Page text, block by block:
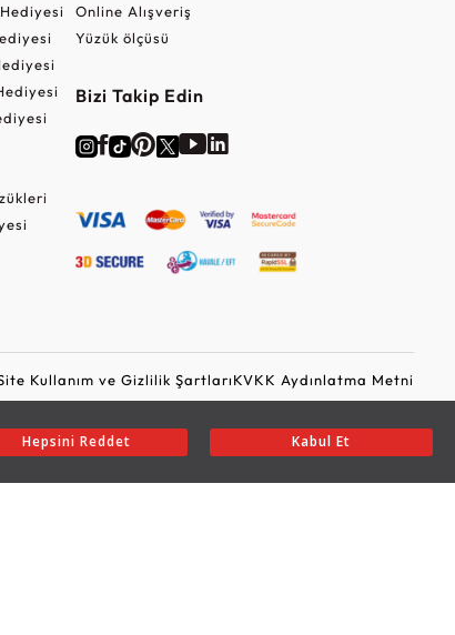
Hepsini Reddet Kabul Et
Online Alışveriş
Yüzük ölçüsü
Bizi Takip Edin
Kullanım ve Gizlilik ŞartlarıKVKK Aydınlatma Metni